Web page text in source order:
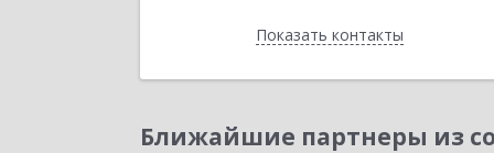
Показать контакты
Назад
Ближайшие партнеры из